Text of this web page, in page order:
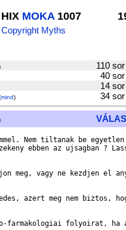
HIX MOKA1007
Copyright Myths
110
40
14
mind) 34
Nem tiltanak be egyetlen
ebben az ujsagban ?
meg, vagy ne kezdjen el
azert meg nem biztos,
farmakologiai folyoirat, ha